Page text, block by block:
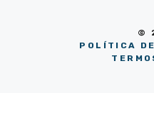
©
POLÍTICA